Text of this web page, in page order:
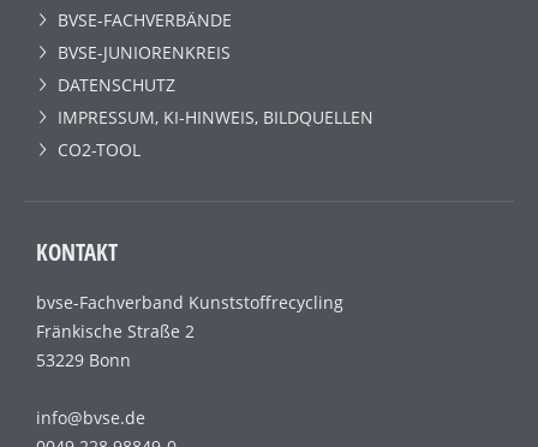
BVSE-FACHVERBÄNDE
BVSE-JUNIORENKREIS
DATENSCHUTZ
IMPRESSUM, KI-HINWEIS, BILDQUELLEN
CO2-TOOL
KONTAKT
bvse-Fachverband Kunststoffrecycling
Fränkische Straße 2
53229 Bonn
info@bvse.de